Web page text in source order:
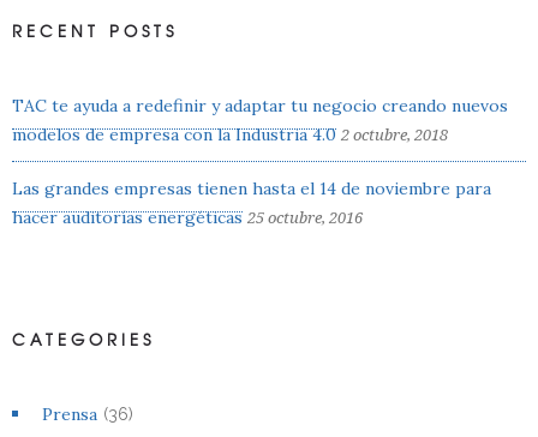
RECENT POSTS
TAC te ayuda a redefinir y adaptar tu negocio creando nuevos
modelos de empresa con la Industria 4.0 2 octubre, 2018
Las grandes empresas tienen hasta el 14 de noviembre para
hacer auditorías energéticas 25 octubre, 2016
CATEGORIES
Prensa (36)